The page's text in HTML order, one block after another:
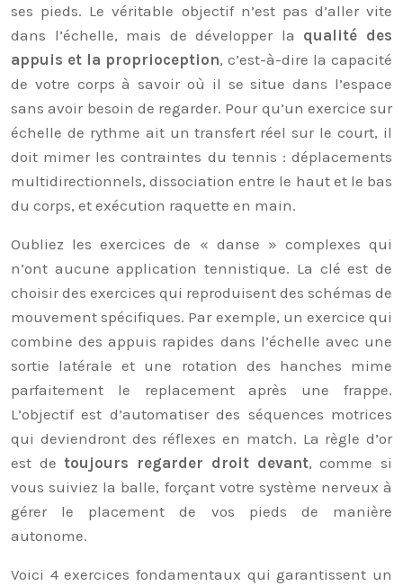
ses pieds. Le véritable objectif n’est pas d’aller vite
dans l’échelle, mais de développer la qualité des
appuis et la proprioception, c’est-à-dire la capacité
de votre corps à savoir où il se situe dans l’espace
sans avoir besoin de regarder. Pour qu’un exercice sur
échelle de rythme ait un transfert réel sur le court, il
doit mimer les contraintes du tennis : déplacements
multidirectionnels, dissociation entre le haut et le bas
du corps, et exécution raquette en main.
Oubliez les exercices de « danse » complexes qui
n’ont aucune application tennistique. La clé est de
choisir des exercices qui reproduisent des schémas de
mouvement spécifiques. Par exemple, un exercice qui
combine des appuis rapides dans l’échelle avec une
sortie latérale et une rotation des hanches mime
parfaitement le replacement après une frappe.
L’objectif est d’automatiser des séquences motrices
qui deviendront des réflexes en match. La règle d’or
est detoujours regarder droit devant, comme si
vous suiviez la balle, forçant votre système nerveux à
gérer le placement de vos pieds de manière
autonome.
Voici 4 exercices fondamentaux qui garantissent un